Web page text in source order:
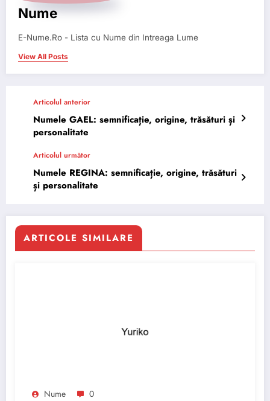
Nume
E-Nume.Ro - Lista cu Nume din Intreaga Lume
View All Posts
Articolul anterior
Numele GAEL: semnificație, origine, trăsături și
personalitate
Articolul următor
Numele REGINA: semnificație, origine, trăsături
și personalitate
ARTICOLE SIMILARE
Nume 0